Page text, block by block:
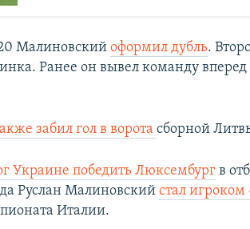
Малиновскийоформил дубль.
Ранее он вывел команду
забил гол в воротасборной
Украине победить Люксембург в
Руслан Малиновскийстал
Италии.